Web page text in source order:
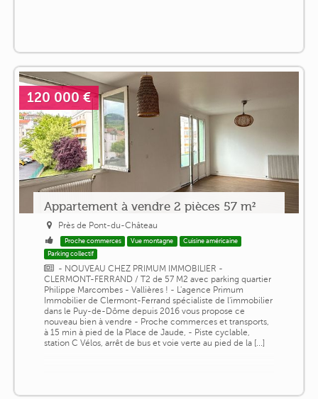
120 000 €
Appartement à vendre 2 pièces 57 m²
Près de Pont-du-Château
Proche commerces Vue montagne
Cuisine américaine
Parking collectif
- NOUVEAU CHEZ PRIMUM IMMOBILIER -
CLERMONT-FERRAND / T2 de 57 M2 avec parking quartier
Philippe Marcombes - Vallières ! - L'agence Primum
Immobilier de Clermont-Ferrand spécialiste de l'immobilier
dans le Puy-de-Dôme depuis 2016 vous propose ce
nouveau bien à vendre - Proche commerces et transports,
à 15 min à pied de la Place de Jaude, - Piste cyclable,
station C Vélos, arrêt de bus et voie verte au pied de la [...]